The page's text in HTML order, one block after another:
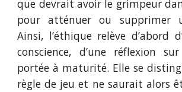
que devrait avoir le grimpeur
pour atténuer ou supprimer
Ainsi, l’éthique relève d’abord
conscience, d’une réflexion
portée à maturité. Elle se
règle de jeu et ne saurait alors